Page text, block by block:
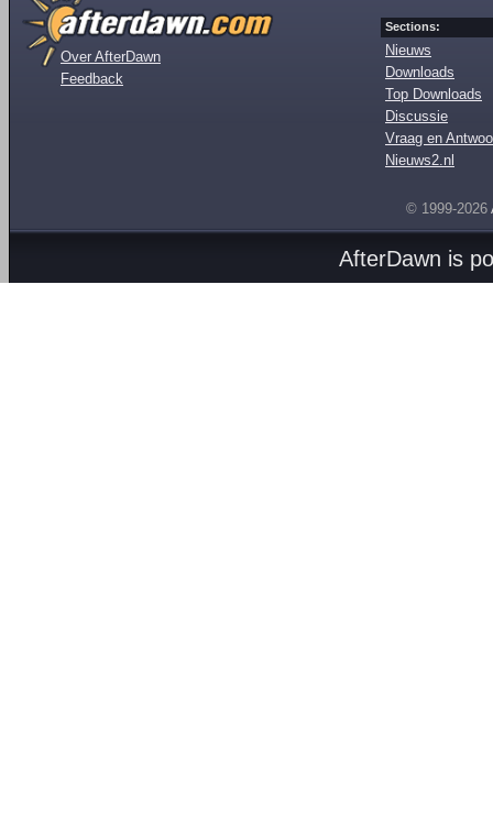
Over AfterDawn
Feedback
Sections:
Nieuws
Downloads
Top Downloads
Discussie
Vraag en
Nieuws2.nl
© 1999-2026
AfterDawn is